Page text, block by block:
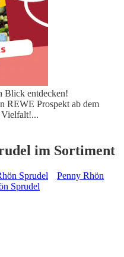
Blick entdecken!
REWE Prospekt ab dem
Vielfalt!...
im Sortiment
Sprudel
Penny Rhön
Sprudel